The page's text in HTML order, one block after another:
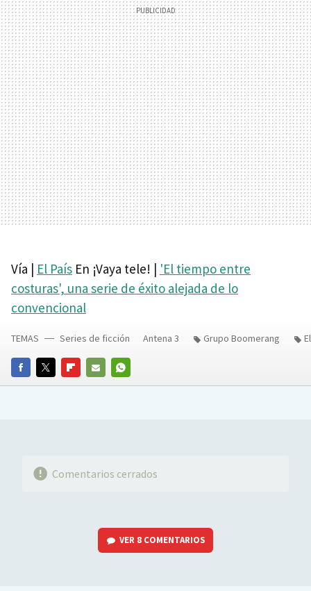
Vía | El País En ¡Vaya tele! | 'El tiempo entre
costuras', una serie de éxito alejada de lo
convencional
FACEBOOKTWITTERFLIPBOARD
E-
WHATSAPP
TEMAS Series de ficción Antena 3 Grupo Boomerang
Comentarios cerrados
VER 8 COMENTARIOS